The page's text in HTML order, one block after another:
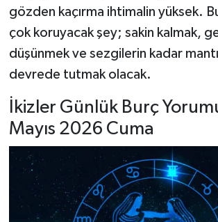
gözden kaçırma ihtimalin yüksek.
çok koruyacak şey; sakin kalmak,
düşünmek ve sezgilerin kadar
devrede tutmak olacak.
İkizler Günlük Burç
Mayıs 2026 Cuma